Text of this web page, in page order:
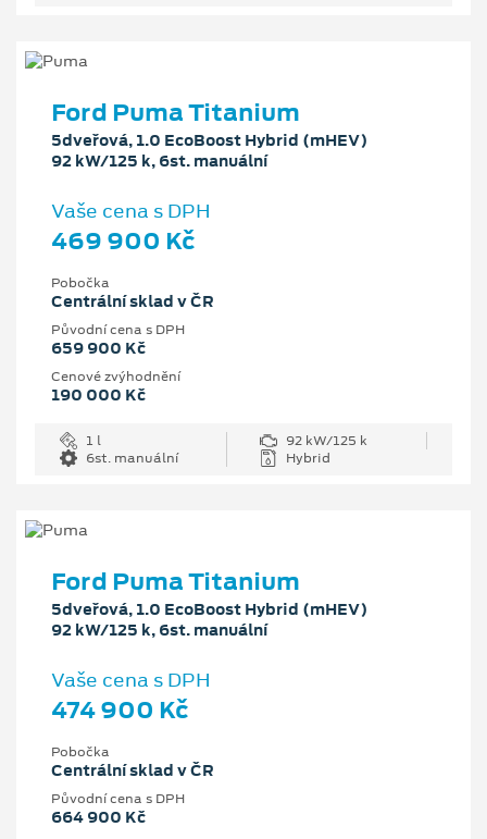
Ford Puma Titanium
5dveřová, 1.0 EcoBoost Hybrid (mHEV)
92 kW/125 k, 6st. manuální
Vaše cena s DPH
469 900 Kč
Pobočka
Centrální sklad v ČR
Původní cena s DPH
659 900 Kč
Cenové zvýhodnění
190 000 Kč
1 l
92 kW/125 k
6st. manuální
Hybrid
Ford Puma Titanium
5dveřová, 1.0 EcoBoost Hybrid (mHEV)
92 kW/125 k, 6st. manuální
Vaše cena s DPH
474 900 Kč
Pobočka
Centrální sklad v ČR
Původní cena s DPH
664 900 Kč